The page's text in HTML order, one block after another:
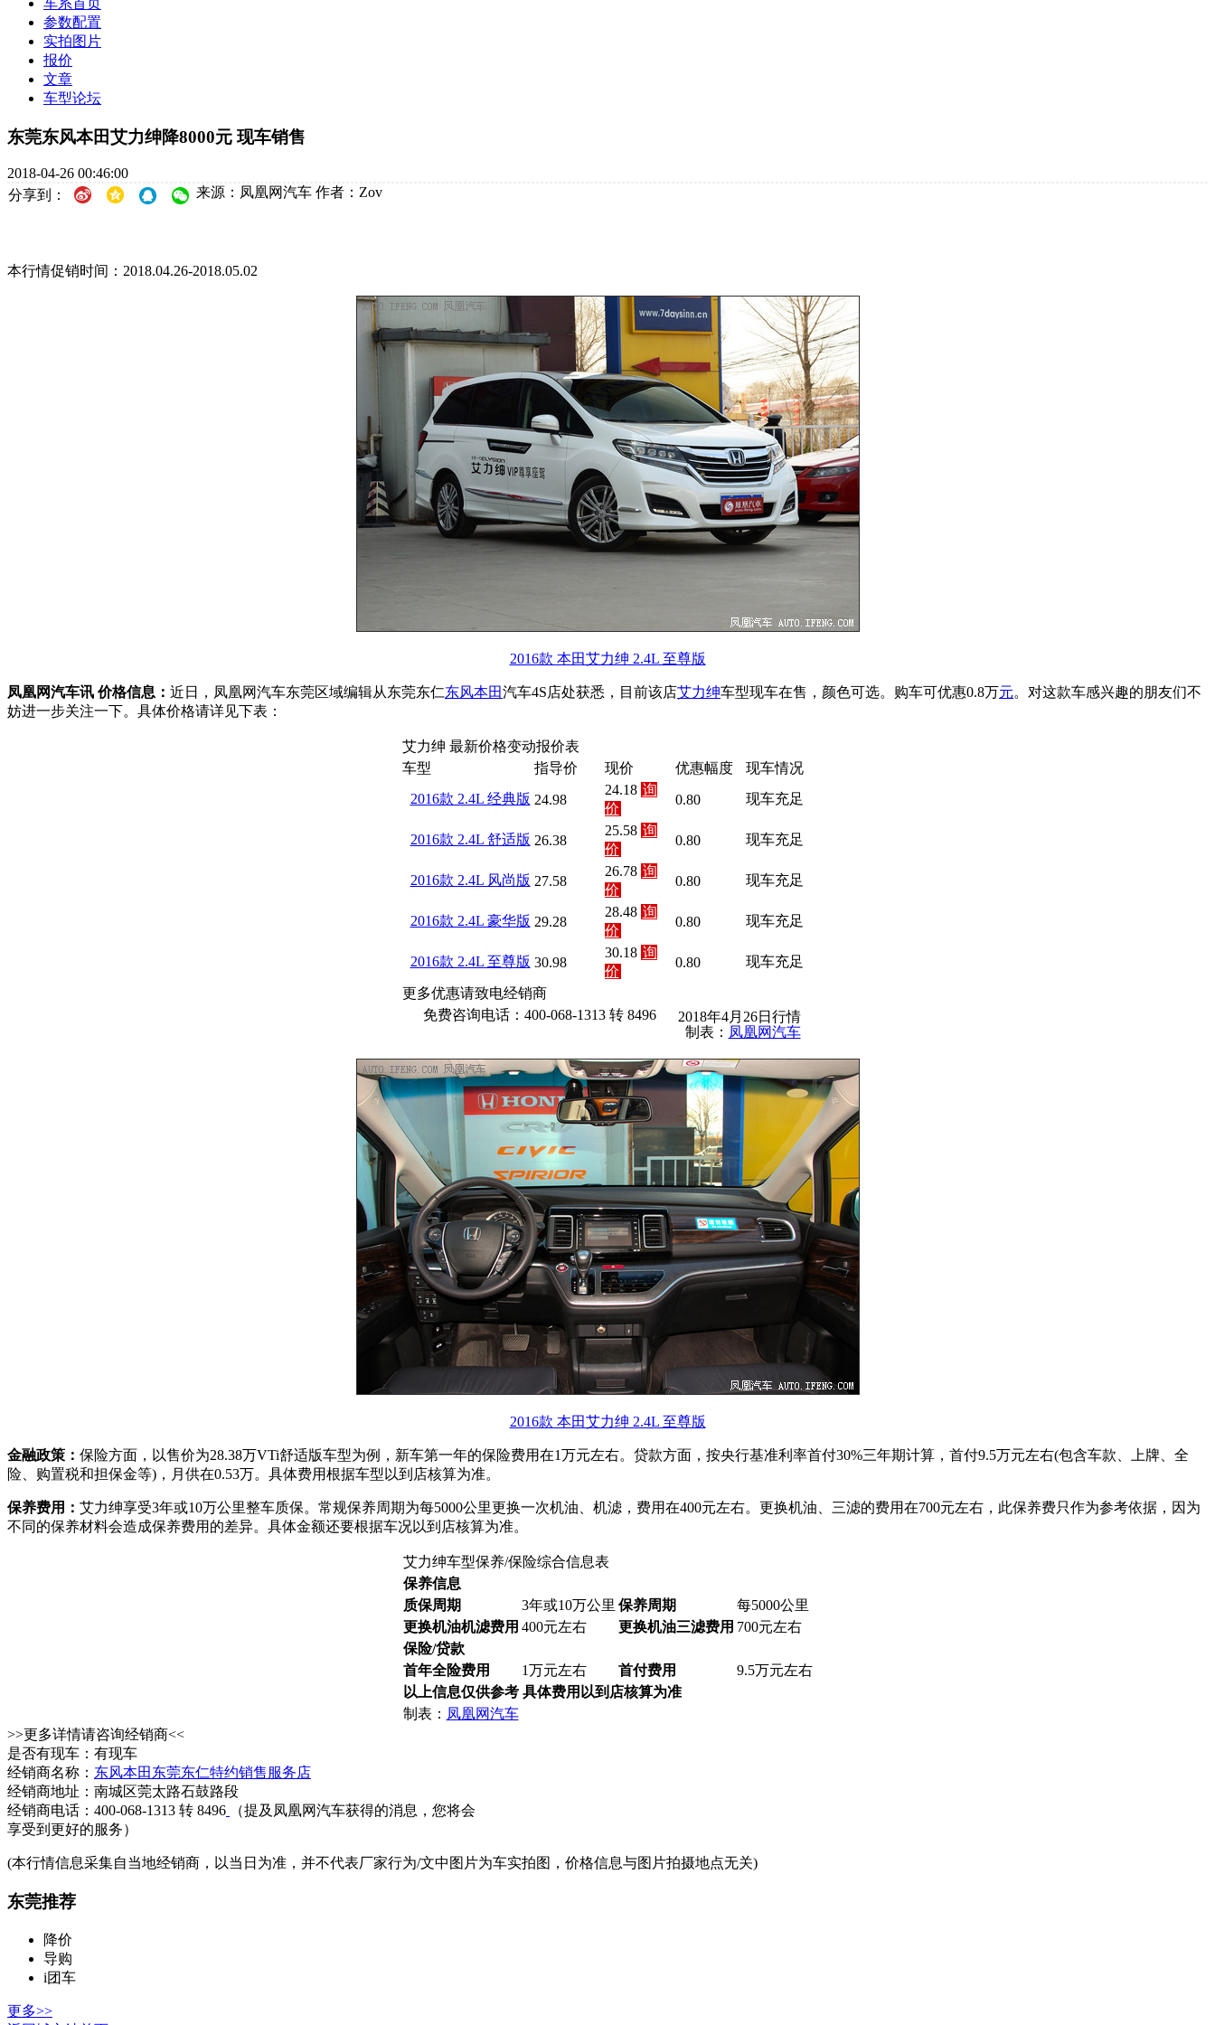
参数配置
实拍图片
报价
文章
车型论坛
东莞东风本田艾力绅降8000元 现车销售
2018-04-26 00:46:00
分享到：
来源：凤凰网汽车 作者：Zov
本行情促销时间：2018.04.26-2018.05.02
2016款 本田艾力绅 2.4L 至尊版
凤凰网汽车讯 价格信息： 近日，凤凰网汽车东莞区域编辑从东莞东仁东风本田汽车4S店处获悉，目前该店艾力绅车型现车在售，颜色可选。购车可优惠0.8万元。对这款车感兴趣的朋友们不
妨进一步关注一下。具体价格请详见下表：
艾力绅 最新价格变动报价表
车型 指导价 现价 优惠幅度
现车情况
2016款 2.4L 经典版 24.98
24.18 询
价
0.80 现车充足
2016款 2.4L 舒适版 26.38
25.58 询
价
0.80 现车充足
2016款 2.4L 风尚版 27.58
26.78 询
价
0.80 现车充足
2016款 2.4L 豪华版 29.28
28.48 询
价
0.80 现车充足
2016款 2.4L 至尊版 30.98
30.18 询
价
0.80 现车充足
更多优惠请致电经销商
免费咨询电话：400-068-1313 转 8496
2018年4月26日行情
制表： 凤凰网汽车
2016款 本田艾力绅 2.4L 至尊版
金融政策： 保险方面，以售价为28.38万VTi舒适版车型为例，新车第一年的保险费用在1万元左右。贷款方面，按央行基准利率首付30%三年期计算，首付9.5万元左右(包含车款、上牌、全
险、购置税和担保金等)，月供在0.53万。具体费用根据车型以到店核算为准。
保养费用： 艾力绅享受3年或10万公里整车质保。常规保养周期为每5000公里更换一次机油、机滤，费用在400元左右。更换机油、三滤的费用在700元左右，此保养费只作为参考依据，因为
不同的保养材料会造成保养费用的差异。具体金额还要根据车况以到店核算为准。
艾力绅车型保养/保险综合信息表
保养信息
质保周期
3年或10万公里 保养周期
每5000公里
更换机油机滤费用 400元左右 更换机油三滤费用 700元左右
保险/贷款
首年全险费用
1万元左右 首付费用
9.5万元左右
以上信息仅供参考 具体费用以到店核算为准
制表： 凤凰网汽车
>>更多详情请咨询经销商<<
是否有现车：有现车
经销商名称： 东风本田东莞东仁特约销售服务店
经销商地址：南城区莞太路石鼓路段
经销商电话：400-068-1313 转 8496
（提及凤凰网汽车获得的消息，您将会
享受到更好的服务）
(本行情信息采集自当地经销商，以当日为准，并不代表厂家行为/文中图片为车实拍图，价格信息与图片拍摄地点无关)
东莞推荐
降价
导购
i团车
更多>>